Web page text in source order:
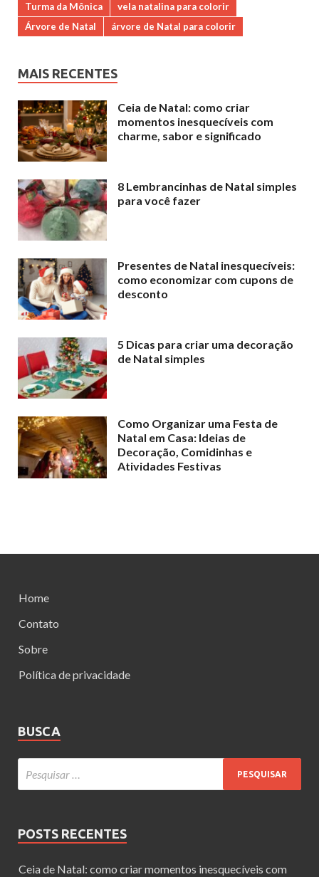
Turma da Mônica
vela natalina para colorir
Árvore de Natal
árvore de Natal para colorir
MAIS RECENTES
Ceia de Natal: como criar
momentos inesquecíveis com
charme, sabor e significado
8 Lembrancinhas de Natal simples
para você fazer
Presentes de Natal inesquecíveis:
como economizar com cupons de
desconto
5 Dicas para criar uma decoração
de Natal simples
Como Organizar uma Festa de
Natal em Casa: Ideias de
Decoração, Comidinhas e
Atividades Festivas
Home
Contato
Sobre
Política de privacidade
BUSCA
POSTS RECENTES
Ceia de Natal: como criar momentos inesquecíveis com